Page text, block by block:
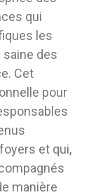
qui
les
des
Cet
pour
et qui,
manière